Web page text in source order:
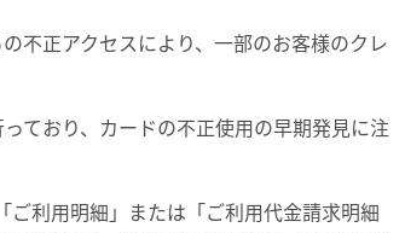
不正アクセスにより、一部のお客様のクレ
ており、カードの不正使用の早期発見に注
利用明細」または「ご利用代金請求明細